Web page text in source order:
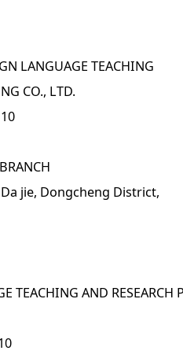
LANGUAGE TEACHING
CO., LTD.
jie, Dongcheng District,
TEACHING AND RESEARCH